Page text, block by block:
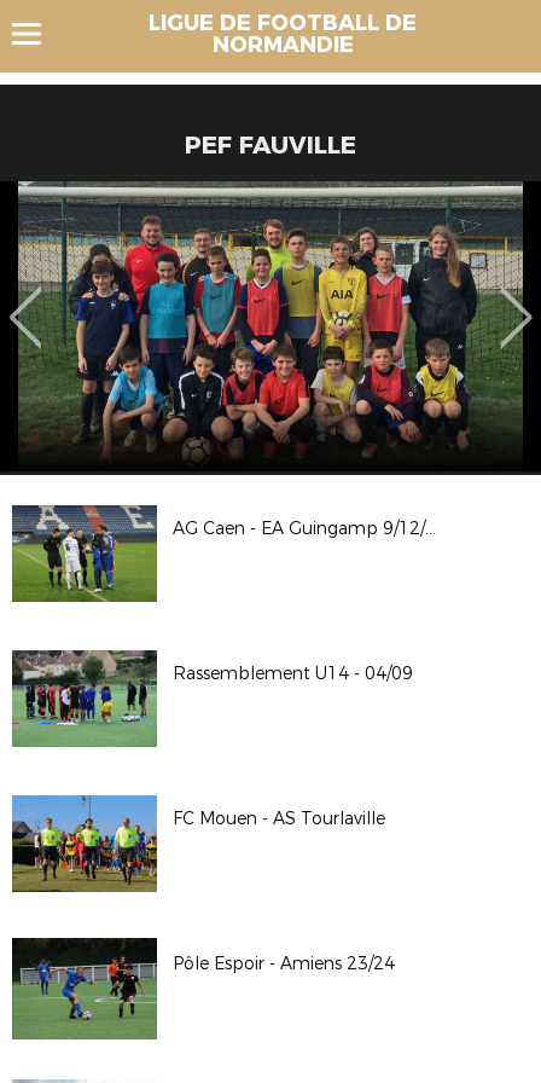
LIGUE DE FOOTBALL DE
NORMANDIE
PEF FAUVILLE
AG Caen - EA Guingamp 9/12/23
Rassemblement U14 - 04/09
FC Mouen - AS Tourlaville
Pôle Espoir - Amiens 23/24